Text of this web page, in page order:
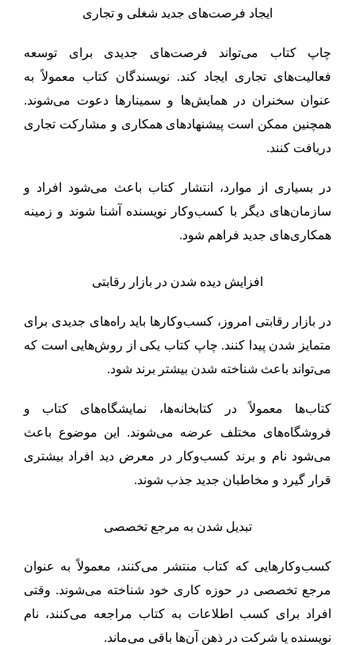
ایجاد فرصت‌های جدید شغلی و تجاری
چاپ کتاب می‌تواند فرصت‌های جدیدی برای توسعه
فعالیت‌های تجاری ایجاد کند. نویسندگان کتاب معمولاً به
عنوان سخنران در همایش‌ها و سمینارها دعوت می‌شوند.
همچنین ممکن است پیشنهادهای همکاری و مشارکت تجاری
دریافت کنند.
در بسیاری از موارد، انتشار کتاب باعث می‌شود افراد و
سازمان‌های دیگر با کسب‌وکار نویسنده آشنا شوند و زمینه
همکاری‌های جدید فراهم شود.
افزایش دیده شدن در بازار رقابتی
در بازار رقابتی امروز، کسب‌وکارها باید راه‌های جدیدی برای
متمایز شدن پیدا کنند. چاپ کتاب یکی از روش‌هایی است که
می‌تواند باعث شناخته شدن بیشتر برند شود.
کتاب‌ها معمولاً در کتابخانه‌ها، نمایشگاه‌های کتاب و
فروشگاه‌های مختلف عرضه می‌شوند. این موضوع باعث
می‌شود نام و برند کسب‌وکار در معرض دید افراد بیشتری
قرار گیرد و مخاطبان جدید جذب شوند.
تبدیل شدن به مرجع تخصصی
کسب‌وکارهایی که کتاب منتشر می‌کنند، معمولاً به عنوان
مرجع تخصصی در حوزه کاری خود شناخته می‌شوند. وقتی
افراد برای کسب اطلاعات به کتاب مراجعه می‌کنند، نام
نویسنده یا شرکت در ذهن آن‌ها باقی می‌ماند.